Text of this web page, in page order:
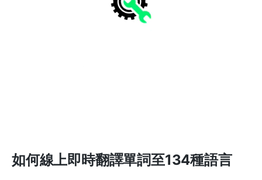
如何線上即時翻譯單詞至134種語言